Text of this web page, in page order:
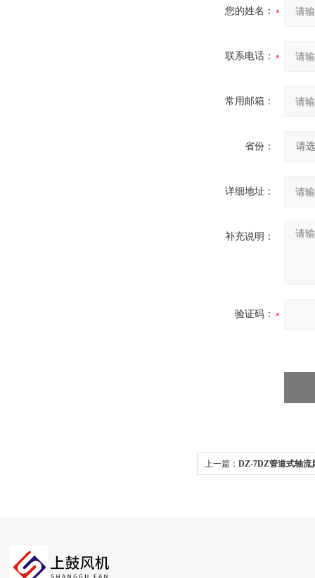
您的姓名：
联系电话：
常用邮箱：
省份：
详细地址：
补充说明：
验证码：
上一篇： DZ-7DZ管道式轴流